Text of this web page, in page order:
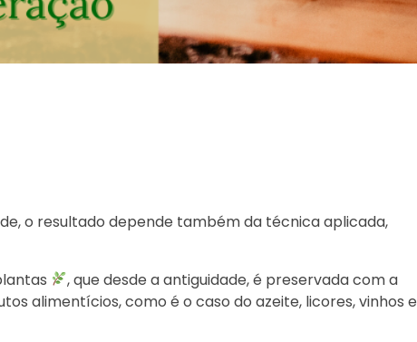
o resultado depende também da técnica aplicada,
, que desde a antiguidade, é preservada com a
alimentícios, como é o caso do azeite, licores, vinhos e